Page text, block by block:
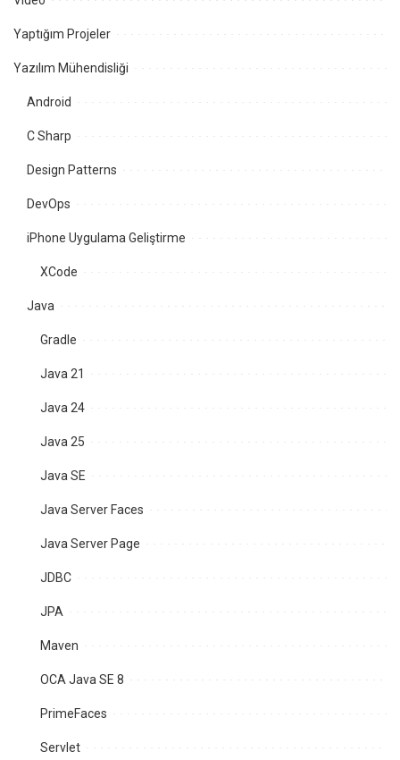
Yaptığım Projeler
Yazılım Mühendisliği
Android
C Sharp
Design Patterns
DevOps
iPhone Uygulama Geliştirme
XCode
Java
Gradle
Java 21
Java 24
Java 25
Java SE
Java Server Faces
Java Server Page
JDBC
JPA
Maven
OCA Java SE 8
PrimeFaces
Servlet